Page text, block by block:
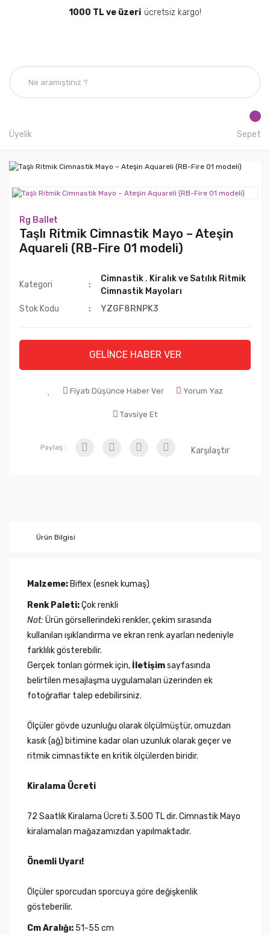
1000 TL ve üzeri ücretsiz kargo!
Üyelik Sepet
Rg Ballet
Taşlı Ritmik Cimnastik Mayo – Ateşin
Aquareli (RB-Fire 01 modeli)
Kategori
Cimnastik, Kiralık ve Satılık Ritmik
Cimnastik Mayoları
Stok Kodu
YZGF8RNPK3
GELİNCE HABER VER
Fiyatı Düşünce Haber Ver Yorum Yaz
Tavsiye Et
Paylaş : Karşılaştır
Ürün Bilgisi
Malzeme: Biflex (esnek kumaş)
Renk Paleti:Çok renkli
Not: Ürün görsellerindeki renkler, çekim sırasında
kullanılan ışıklandırma ve ekran renk ayarları nedeniyle
farklılık gösterebilir.
Gerçek tonları görmek için, İletişimsayfasında
belirtilen mesajlaşma uygulamaları üzerinden ek
fotoğraflar talep edebilirsiniz.
Ölçüler gövde uzunluğu olarak ölçülmüştür, omuzdan
kasık (ağ) bitimine kadar olan uzunluk olarak geçer ve
ritmik cimnastikte en kritik ölçülerden biridir.
Kiralama Ücreti
72 Saatlik Kiralama Ücreti 3.500 TL dir. Cimnastik Mayo
kiralamaları mağazamızdan yapılmaktadır.
Önemli Uyarı!
Ölçüler sporcudan sporcuya göre değişkenlik
gösteberilir.
Cm Aralığı: 51-55 cm